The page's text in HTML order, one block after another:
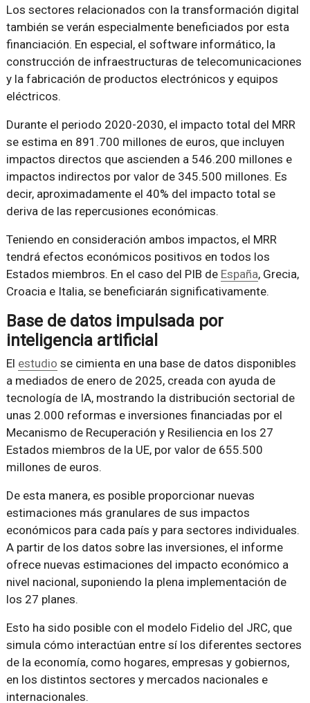
Los sectores relacionados con la transformación digital
también se verán especialmente beneficiados por esta
financiación. En especial, el software informático, la
construcción de infraestructuras de telecomunicaciones
y la fabricación de productos electrónicos y equipos
eléctricos.
Durante el periodo 2020-2030, el impacto total del MRR
se estima en 891.700 millones de euros, que incluyen
impactos directos que ascienden a 546.200 millones e
impactos indirectos por valor de 345.500 millones. Es
decir, aproximadamente el 40% del impacto total se
deriva de las repercusiones económicas.
Teniendo en consideración ambos impactos, el MRR
tendrá efectos económicos positivos en todos los
Estados miembros. En el caso del PIB de España, Grecia,
Croacia e Italia, se beneficiarán significativamente.
Base de datos impulsada por
inteligencia artificial
El estudio se cimienta en una base de datos disponibles
a mediados de enero de 2025, creada con ayuda de
tecnología de IA, mostrando la distribución sectorial de
unas 2.000 reformas e inversiones financiadas por el
Mecanismo de Recuperación y Resiliencia en los 27
Estados miembros de la UE, por valor de 655.500
millones de euros.
De esta manera, es posible proporcionar nuevas
estimaciones más granulares de sus impactos
económicos para cada país y para sectores individuales.
A partir de los datos sobre las inversiones, el informe
ofrece nuevas estimaciones del impacto económico a
nivel nacional, suponiendo la plena implementación de
los 27 planes.
Esto ha sido posible con el modelo Fidelio del JRC, que
simula cómo interactúan entre sí los diferentes sectores
de la economía, como hogares, empresas y gobiernos,
en los distintos sectores y mercados nacionales e
internacionales.